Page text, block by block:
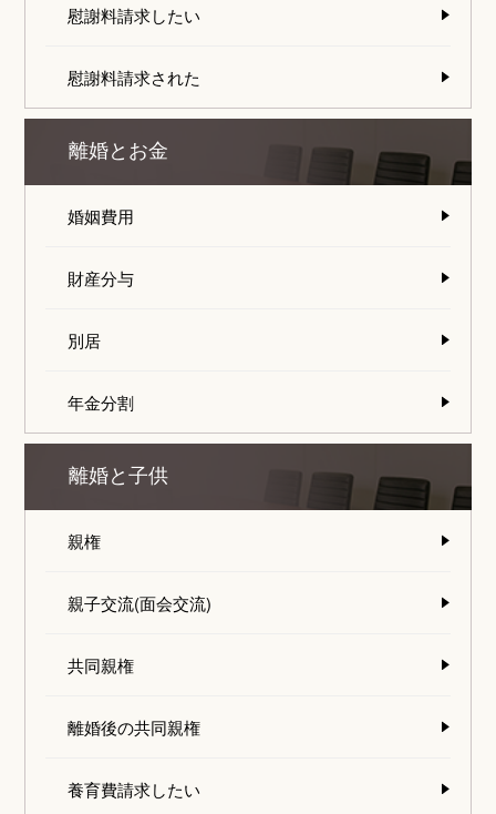
慰謝料請求したい
慰謝料請求された
離婚とお金
婚姻費用
財産分与
別居
年金分割
離婚と子供
親権
親子交流(面会交流)
共同親権
離婚後の共同親権
養育費請求したい